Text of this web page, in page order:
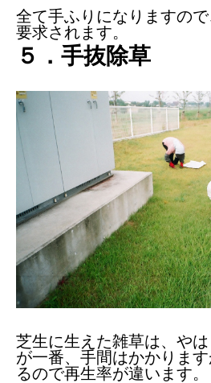
全て手ふりになりますの
要求されます。
５．手抜除草
芝生に生えた雑草は、や
が一番、手間はかかりま
るので再生率が違います。